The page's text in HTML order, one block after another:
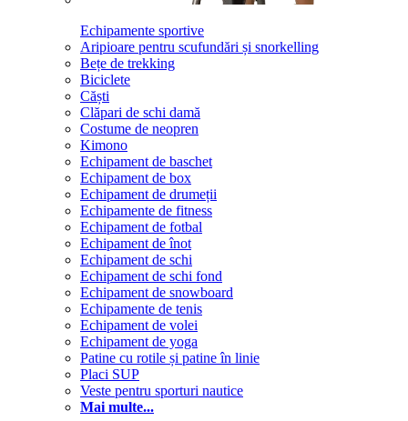
Echipamente sportive
Aripioare pentru scufundări și snorkelling
Bețe de trekking
Biciclete
Căști
Clăpari de schi damă
Costume de neopren
Kimono
Echipament de baschet
Echipament de box
Echipament de drumeții
Echipamente de fitness
Echipament de fotbal
Echipament de înot
Echipament de schi
Echipament de schi fond
Echipament de snowboard
Echipamente de tenis
Echipament de volei
Echipament de yoga
Patine cu rotile și patine în linie
Placi SUP
Veste pentru sporturi nautice
Mai multe...